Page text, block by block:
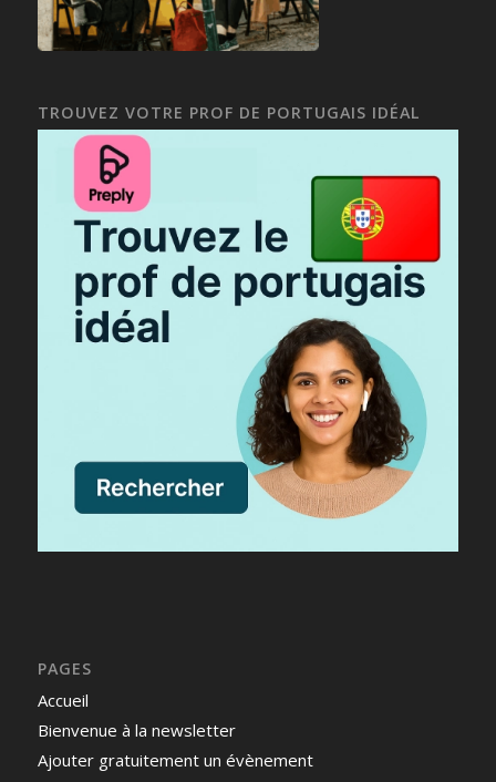
TROUVEZ VOTRE PROF DE PORTUGAIS IDÉAL
PAGES
Accueil
Bienvenue à la newsletter
Ajouter gratuitement un évènement